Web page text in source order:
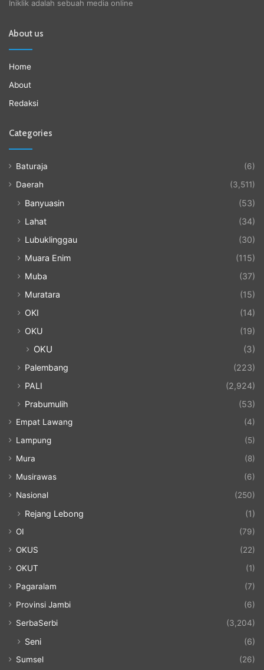
Iniklik adalah sebuah media online
About us
Home
About
Redaksi
Categories
Baturaja
(6)
Daerah
(3,511)
Banyuasin
(53)
Lahat
(34)
Lubuklinggau
(30)
Muara Enim
(115)
Muba
(37)
Muratara
(15)
OKI
(14)
OKU
(19)
OKU (3)
Palembang
(223)
PALI
(2,924)
Prabumulih
(53)
Empat Lawang
(4)
Lampung
(5)
Mura
(8)
Musirawas
(6)
Nasional
(250)
Rejang Lebong (1)
OI
(79)
OKUS
(22)
OKUT
(1)
Pagaralam
(7)
Provinsi Jambi
(6)
SerbaSerbi
(3,204)
Seni (6)
Sumsel (26)